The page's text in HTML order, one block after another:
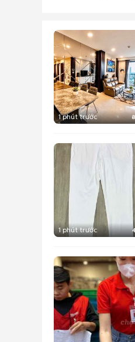
1 phút trước 8
1 phút trước 4